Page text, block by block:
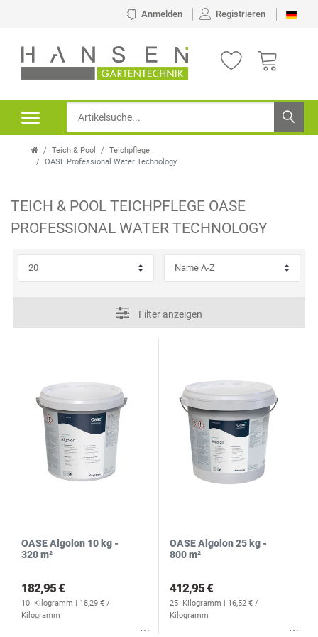
Anmelden Registrieren
Teich & Pool
Teichpflege
OASE Professional Water Technology
TEICH & POOL TEICHPFLEGE OASE
PROFESSIONAL WATER TECHNOLOGY
Filter anzeigen
OASE Algolon 10 kg -
320 m²
182,95 €
10 Kilogramm | 18,29 € /
Kilogramm
OASE Algolon 25 kg -
800 m²
412,95 €
25 Kilogramm | 16,52 € /
Kilogramm
K
T
O
H
R
EP